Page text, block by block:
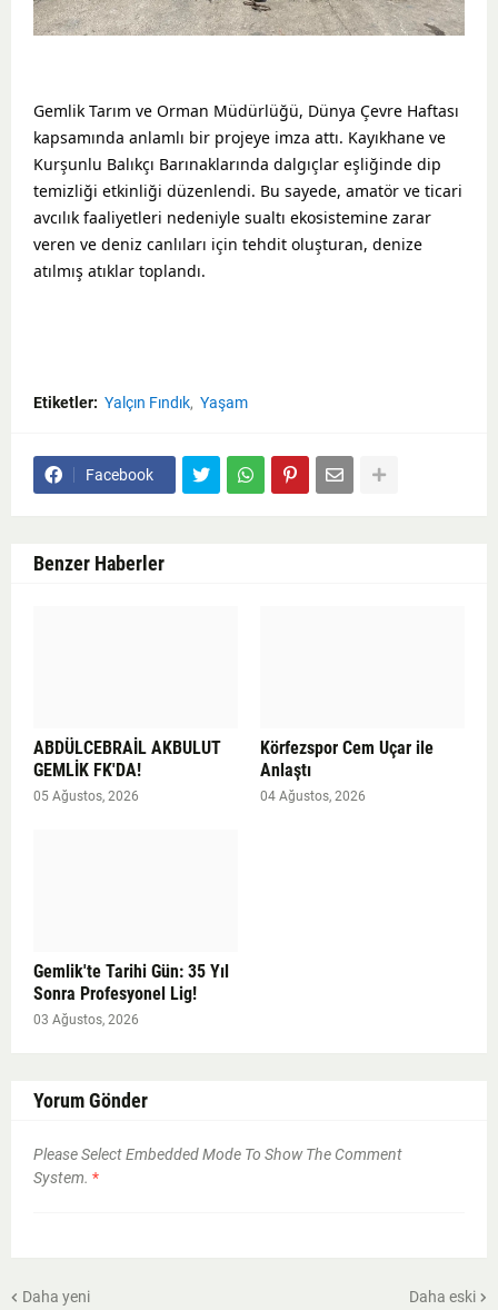
Gemlik Tarım ve Orman Müdürlüğü, Dünya Çevre Haftası
kapsamında anlamlı bir projeye imza attı. Kayıkhane ve
Kurşunlu Balıkçı Barınaklarında dalgıçlar eşliğinde dip
temizliği etkinliği düzenlendi. Bu sayede, amatör ve ticari
avcılık faaliyetleri nedeniyle sualtı ekosistemine zarar
veren ve deniz canlıları için tehdit oluşturan, denize
atılmış atıklar toplandı.
Etiketler: Yalçın Fındık Yaşam
Facebook
Benzer Haberler
ABDÜLCEBRAİL AKBULUT
GEMLİK FK'DA!
05 Ağustos, 2026
Körfezspor Cem Uçar ile
Anlaştı
04 Ağustos, 2026
Gemlik'te Tarihi Gün: 35 Yıl
Sonra Profesyonel Lig!
03 Ağustos, 2026
Yorum Gönder
Please Select Embedded Mode To Show The Comment
System. *
Daha yeni Daha eski